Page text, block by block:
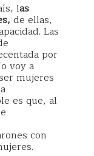
las
de ellas,
Las
por
voy a
mujeres
es que, al
con